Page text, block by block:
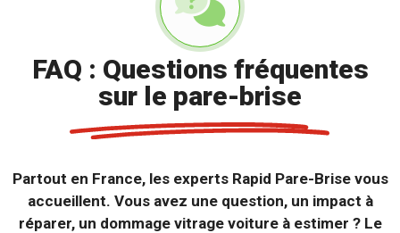
FAQ : Questions fréquentes
sur le pare-brise
Partout en France, les experts Rapid Pare-Brise vous
accueillent. Vous avez une question, un impact à
réparer, un dommage vitrage voiture à estimer ? Le